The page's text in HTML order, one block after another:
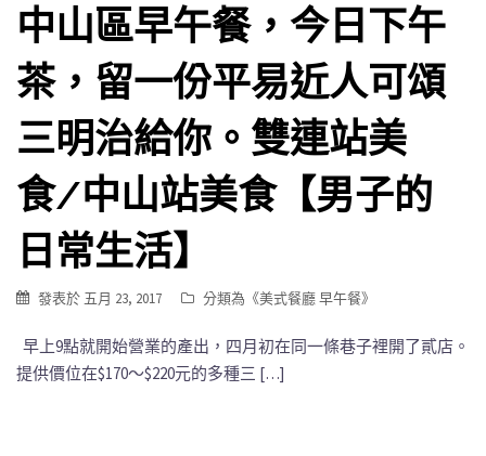
中山區早午餐，今日下午
茶，留一份平易近人可頌
三明治給你。雙連站美
食/中山站美食【男子的
日常生活】
發表於 五月 23, 2017 分類為《美式餐廳 早午餐》
早上9點就開始營業的產出，四月初在同一條巷子裡開了貳店。
提供價位在$170～$220元的多種三 […]